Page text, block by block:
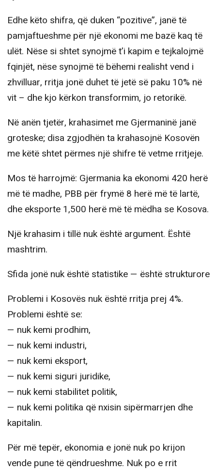
Edhe këto shifra, që duken “pozitive”, janë të
pamjaftueshme për një ekonomi me bazë kaq të
ulët. Nëse si shtet synojmë t’i kapim e tejkalojmë
fqinjët, nëse synojmë të bëhemi realisht vend i
zhvilluar, rritja jonë duhet të jetë së paku 10% në
vit – dhe kjo kërkon transformim, jo retorikë.
Në anën tjetër, krahasimet me Gjermaninë janë
groteske; disa zgjodhën ta krahasojnë Kosovën
me këtë shtet përmes një shifre të vetme rritjeje.
Mos të harrojmë: Gjermania ka ekonomi 420 herë
më të madhe, PBB për frymë 8 herë më të lartë,
dhe eksporte 1,500 herë më të mëdha se Kosova.
Një krahasim i tillë nuk është argument. Është
mashtrim.
Sfida jonë nuk është statistike — është strukturore
Problemi i Kosovës nuk është rritja prej 4%.
Problemi është se:
— nuk kemi prodhim,
— nuk kemi industri,
— nuk kemi eksport,
— nuk kemi siguri juridike,
— nuk kemi stabilitet politik,
— nuk kemi politika që nxisin sipërmarrjen dhe
kapitalin.
Për më tepër, ekonomia e jonë nuk po krijon
vende pune të qëndrueshme. Nuk po e rrit